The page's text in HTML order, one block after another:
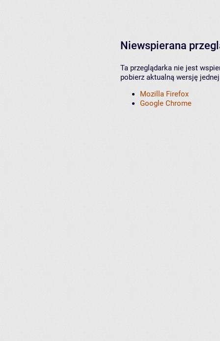
Niewspierana
Ta przeglądarka nie jest
pobierz aktualną wersję
Mozilla Firefox
Google Chrome